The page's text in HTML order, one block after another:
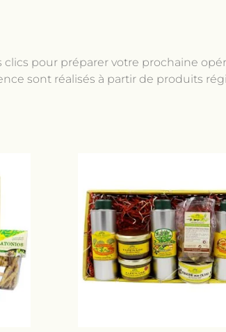
pour préparer votre prochaine
sont réalisés à partir de produits